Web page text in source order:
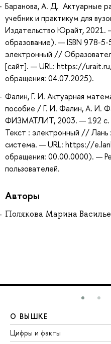
Баранова, А. Д. Актуарные
учебник и практикум для
Издательство Юрайт,
образование). — ISBN 978-
электронный //
[сайт]. — URL: https://
обращения: 04.07.2025).
Фалин, Г. И. Актуарная
пособие / Г. И. Фалин, А. И.
ФИЗМАТЛИТ, 2003. — 192 с.
Текст : электронный // Лань
система. — URL: https://
обращения: 00.00.0000). —
пользователей.
Авторы
Полякова Марина
О ВЫШКЕ
Цифры и факты